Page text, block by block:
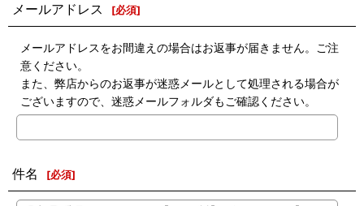
メールアドレス [必須]
メールアドレスをお間違えの場合はお返事が届きません。ご注
意ください。
また、弊店からのお返事が迷惑メールとして処理される場合が
ございますので、迷惑メールフォルダもご確認ください。
件名 [必須]